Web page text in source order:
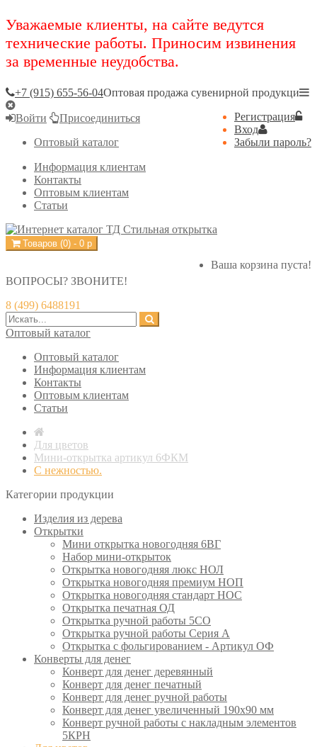
Уважаемые клиенты, на сайте ведутся
технические работы. Приносим извинения
за временные неудобства.
+7 (915) 655-56-04Оптовая продажа сувенирной продукци
Регистрация
Вход
Забыли пароль?
Войти
Присоединиться
Оптовый каталог
Информация клиентам
Контакты
Оптовым клиентам
Статьи
Товаров (0) - 0 р
Ваша корзина пуста!
ВОПРОСЫ? ЗВОНИТЕ!
8 (499) 6488191
Оптовый каталог
Оптовый каталог
Информация клиентам
Контакты
Оптовым клиентам
Статьи
Для цветов
Мини-открытка артикул 6ФКМ
С нежностью.
Категории продукции
Изделия из дерева
Открытки
Мини открытка новогодняя 6ВГ
Набор мини-открыток
Открытка новогодняя люкс НОЛ
Открытка новогодняя премиум НОП
Открытка новогодняя стандарт НОС
Открытка печатная ОД
Открытка ручной работы 5СО
Открытка ручной работы Серия А
Открытка с фольгированием - Артикул ОФ
Конверты для денег
Конверт для денег деревянный
Конверт для денег печатный
Конверт для денег ручной работы
Конверт для денег увеличенный 190х90 мм
Конверт ручной работы с накладным элементов
5КРН